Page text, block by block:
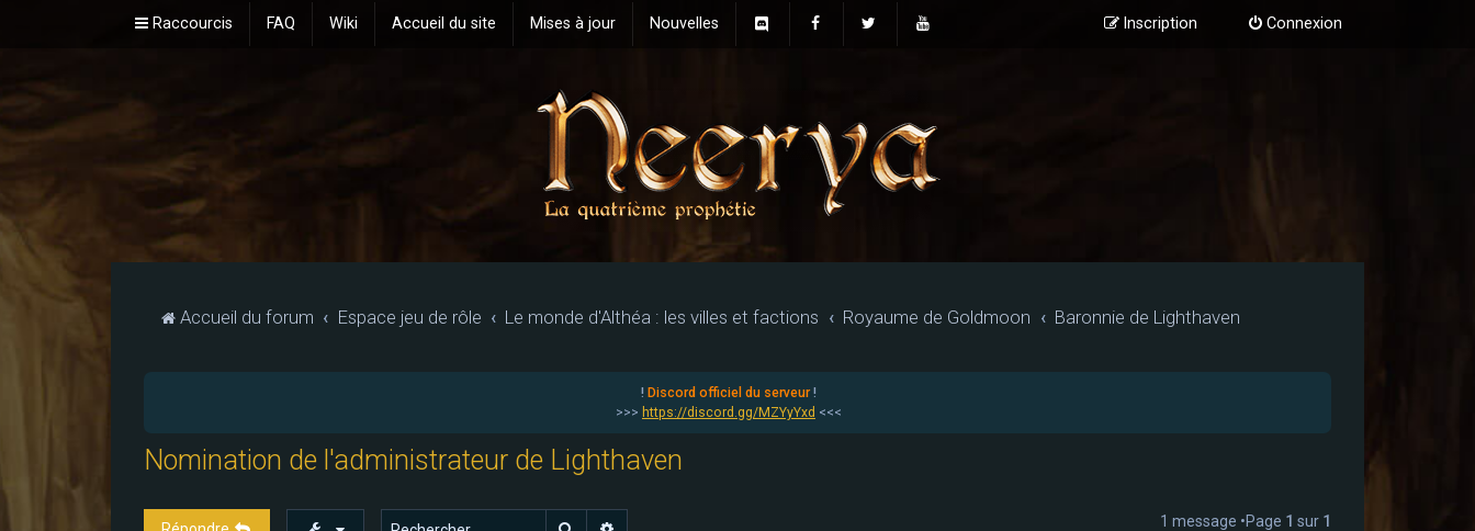
Raccourcis FAQ Wiki Accueil du site Mises à jour Nouvelles Connexion
Inscription
Accueil du forum Espace jeu de rôle Le monde d'Althéa : les villes et factions Royaume de Goldmoon Baronnie de Lighthaven
! Discord officiel du serveur!
>>> https://discord.gg/MZYyYxd <<<
Nomination de l'administrateur de Lighthaven
1 message •Page 1 sur 1